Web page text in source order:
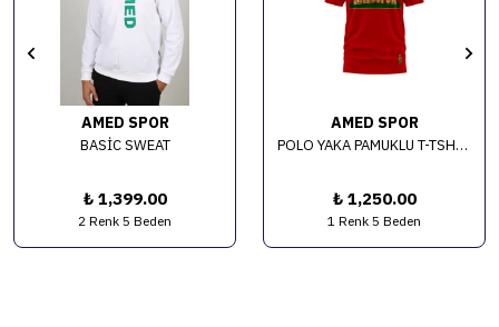
AMED SPOR
BASİC SWEAT
₺ 1,399.00
2 Renk 5 Beden
AMED SPOR
POLO YAKA PAMUKLU T-TSHIRT
₺ 1,250.00
1 Renk 5 Beden